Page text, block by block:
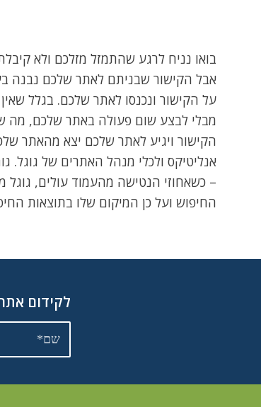
בואו נניח לרגע שהתמזל מזלכם ולא
אבל הקישור שבניתם לאתר שלכם נבנה
על הקישור ונכנסו לאתר שלכם. בגלל
מבלי לבצע שום פעולה באתר שלכם, מה
הקישור ויגיע לאתר שלכם יצא מהאתר
אנליטיקס ולכלי מנהל האתרים של גוגל.
– כשאחוזי הנטישה מהעמוד עולים, גוגל
החיפוש ועל כן המיקום שלו בתוצאות
לקידום